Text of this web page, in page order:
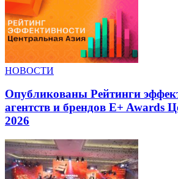
НОВОСТИ
Опубликованы Рейтинги
агентств и брендов E+ Awards
2026